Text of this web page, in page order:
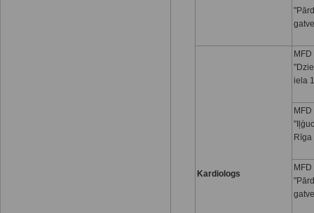
Kardiologs
iela
Rīga